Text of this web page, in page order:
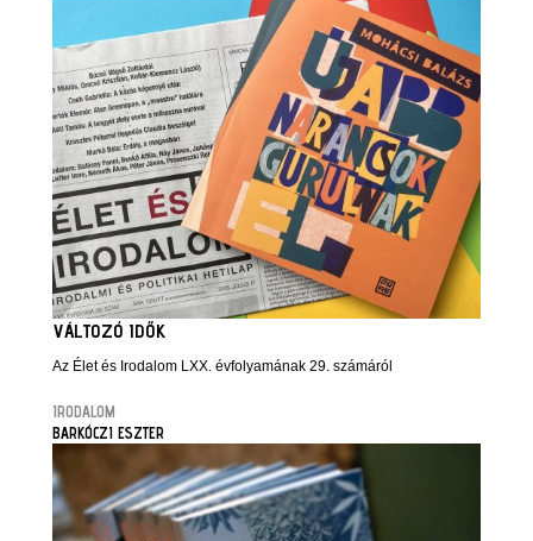
VÁLTOZÓ IDŐK
Az Élet és Irodalom LXX. évfolyamának 29. számáról
IRODALOM
BARKÓCZI ESZTER